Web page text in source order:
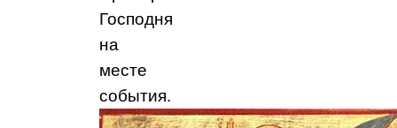
Господня
на
месте
события.